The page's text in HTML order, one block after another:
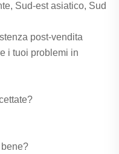
Sud-est asiatico, Sud
post-vendita
i tuoi problemi in